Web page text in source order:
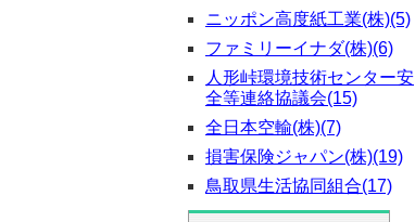
ニッポン高度紙工業(株)(5)
ファミリーイナダ(株)(6)
人形峠環境技術センター安
全等連絡協議会(15)
全日本空輸(株)(7)
損害保険ジャパン(株)(19)
鳥取県生活協同組合(17)